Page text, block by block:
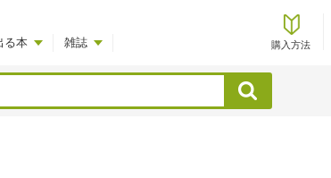
る本 雑誌 購入方法
検索